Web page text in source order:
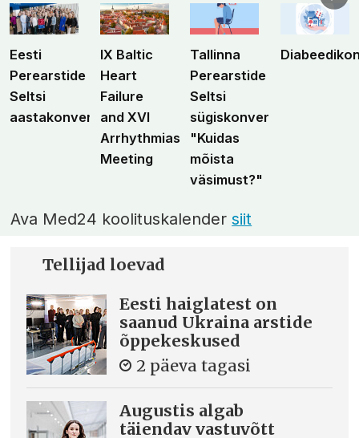
Eesti
Perearstide
Seltsi
aastakonverents
IX Baltic
Heart
Failure
and XVI
Arrhythmias
Meeting
Tallinna
Perearstide
Seltsi
sügiskonverents
"Kuidas
mõista
väsimust?"
Ava Med24 koolituskalendersiit
Tellijad loevad
Eesti haiglatest on
saanud Ukraina arstide
õppekeskused
2 päeva tagasi
Augustis algab
täiendav vastuvõtt